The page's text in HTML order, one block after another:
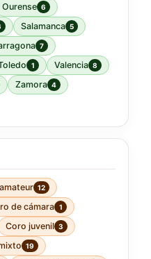
Ourense 6
Salamanca 5
7
1 Valencia 8
Zamora 4
12
de cámara 1
Coro juvenil 3
19